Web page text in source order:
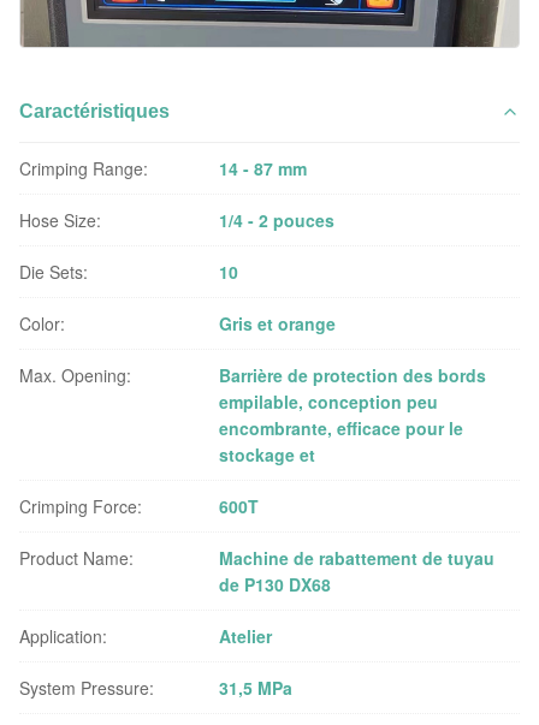
Caractéristiques
Crimping Range: 14 - 87 mm
Hose Size: 1/4 - 2 pouces
Die Sets: 10
Color: Gris et orange
Max. Opening:
Barrière de protection des bords
empilable, conception peu
encombrante, efficace pour le
stockage et
Crimping Force: 600T
Product Name:
Machine de rabattement de tuyau
de P130 DX68
Application: Atelier
System Pressure: 31,5 MPa